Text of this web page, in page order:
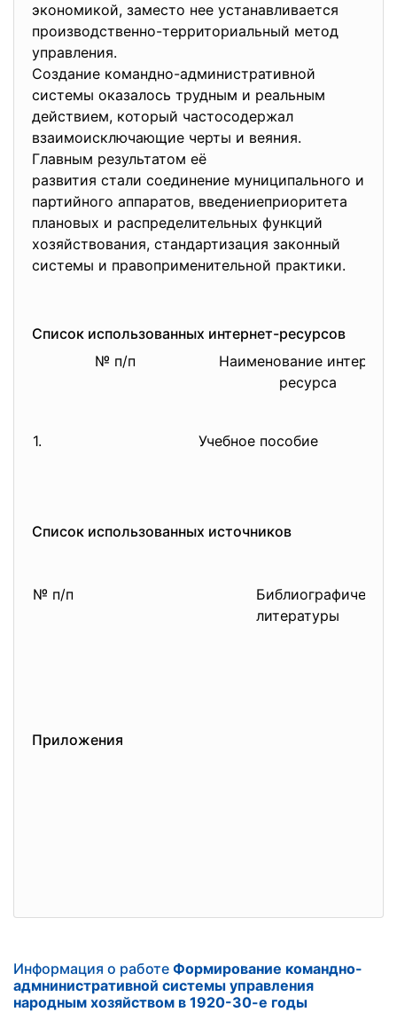
экономикой, заместо нее устанавливается
производственно-территориальный метод
управления.
Создание командно-административной
системы оказалось трудным и реальным
действием, который частосодержал
взаимоисключающие черты и веяния.
Главным результатом её
развития стали соединение муниципального и
партийного аппаратов, введениеприоритета
плановых и распределительных функций
хозяйствования, стандартизация законный
системы и правоприменительной практики.
Список использованных интернет-ресурсов
№ п/п
Наименование интернет-
ресурса
1. Учебное пособие
Список использованных источников
№ п/п
литературы
Приложения
Информация о работе Формирование командно-
адмнинистративной системы управления
народным хозяйством в 1920-30-е годы